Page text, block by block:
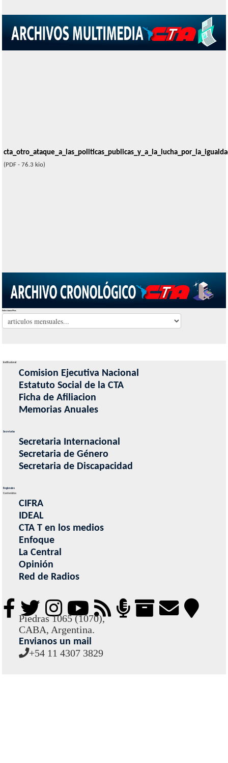
(PDF - 76.3 kio)
Seleccionar Mes
Institucional
Comision Ejecutiva Nacional
Estatuto Social de la CTA
Ficha de Afiliacion
Memorias Anuales
Secretarias
Secretaria Internacional
Secretaria de Género
Secretaria de Discapacidad
Regionales
Contenidos
CIFRA
IDEAL
CTA T en los medios
Enfoque
La Central
Opinión
Red de Radios
Piedras 1065 (1070),
CABA, Argentina.
Envianos un mail
+54 11 4307 3829